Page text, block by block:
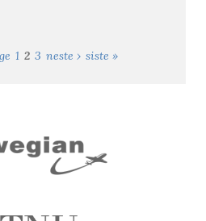
1 2 3 neste › siste »